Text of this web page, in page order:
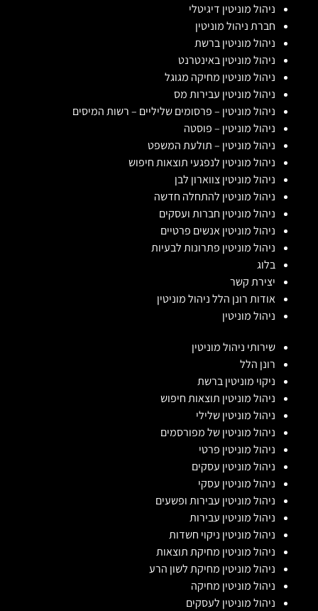
ניהול מוניטין דיגיטלי
חברת ניהול מוניטין
ניהול מוניטין ברשת
ניהול מוניטין באינטרנט
ניהול מוניטין מחיקה מגוגל
ניהול מוניטין עבירות מס
ניהול מוניטין – פרסומים שליליים – רשות המיסים
ניהול מוניטין – פוסטה
ניהול מוניטין – תולעת המשפט
ניהול מוניטין לנפגעי תוצאות חיפוש
ניהול מוניטין צווארון לבן
ניהול מוניטין להתחלה חדשה
ניהול מוניטין חברות ועסקים
ניהול מוניטין אנשים פרטיים
ניהול מוניטין פתרונות לבעיות
בלוג
יצירת קשר
אודות רונן הלל ניהול מוניטין
ניהול מוניטין
שירותי ניהול מוניטין
רונן הלל
ניקוי מוניטין ברשת
ניהול מוניטין תוצאות חיפוש
ניהול מוניטין שלילי
ניהול מוניטין של מפורסמים
ניהול מוניטין פרטי
ניהול מוניטין עסקים
ניהול מוניטין עסקי
ניהול מוניטין עבירות ופשעים
ניהול מוניטין עבירות
ניהול מוניטין ניקוי חשדות
ניהול מוניטין מחיקת תוצאות
ניהול מוניטין מחיקת לשון הרע
ניהול מוניטין מחיקה
ניהול מוניטין לעסקים